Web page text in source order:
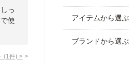
っ
使
(1 件) >
アイテムから選ぶ
ブランドから選ぶ